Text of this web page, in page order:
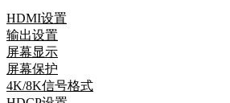
HDMI设置
输出设置
屏幕显示
屏幕保护
4K/8K信号格式